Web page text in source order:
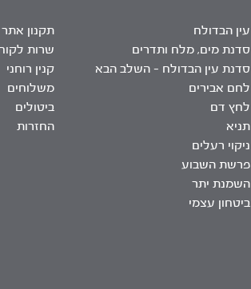
עין הבדולח
סדנת מים, מלח ותדרים
סדנת עין הבדולח – השלב הבא
לחם אבירים
לחץ דם
תניא
ניקוי רעלים
פרשת השבוע
השמנת יתר
ביטחון עצמי
תקנון אתר
שרות
קנין רוחני
משלוחים
ביטולים
החזרות